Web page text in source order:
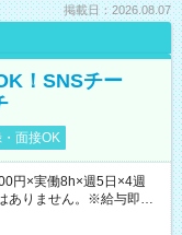
掲載日：2026.08.07
！SNSチー
面接OK
円×実働8h×週5日×4週
ありません。※給与即受